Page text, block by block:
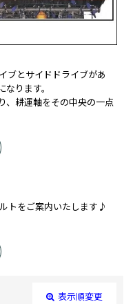
ブとサイドドライブがあ
ります。
、耕運軸をその中央の一点
トをご案内いたします♪
表示順変更